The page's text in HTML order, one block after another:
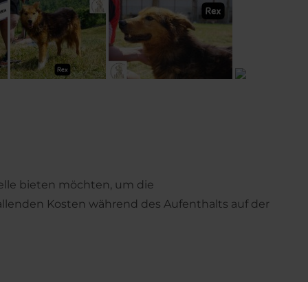
bieten möchten, um die
Kosten während des Aufenthalts auf der